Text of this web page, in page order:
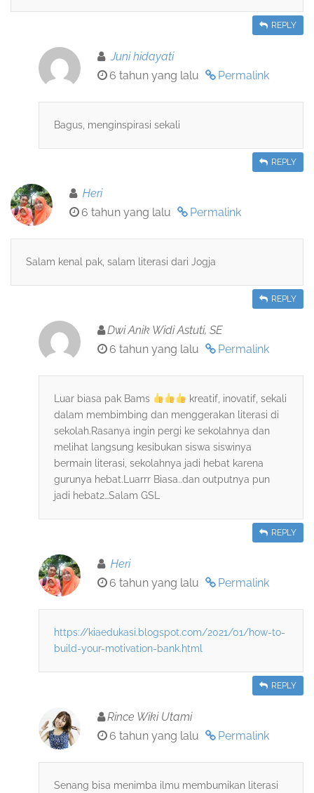
REPLY
Juni hidayati
6 tahun yang lalu
Permalink
Bagus, menginspirasi sekali
REPLY
Heri
6 tahun yang lalu
Permalink
Salam kenal pak, salam literasi dari Jogja
REPLY
Dwi Anik Widi Astuti, SE
6 tahun yang lalu
Permalink
Luar biasa pak Bams
kreatif, inovatif, sekali
dalam membimbing dan menggerakan literasi di
sekolah.Rasanya ingin pergi ke sekolahnya dan
melihat langsung kesibukan siswa siswinya
bermain literasi, sekolahnya jadi hebat karena
gurunya hebat.Luarrr Biasa..dan outputnya pun
jadi hebat2…Salam GSL
REPLY
Heri
6 tahun yang lalu
Permalink
https://kiaedukasi.blogspot.com/2021/01/how-to-
build-your-motivation-bank.html
REPLY
Rince Wiki Utami
6 tahun yang lalu
Permalink
Senang bisa menimba ilmu membumikan literasi